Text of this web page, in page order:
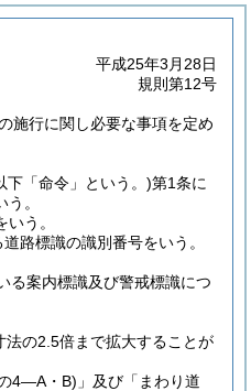
平成25年3月28日
規則第12号
施行に関し必要な事項を定め
下「命令」という。)第1条に
う。
う。
路標識の識別番号をいう。
る案内標識及び警戒標識につ
の2.5倍まで拡大することが
4―A・B) 」及び「まわり道